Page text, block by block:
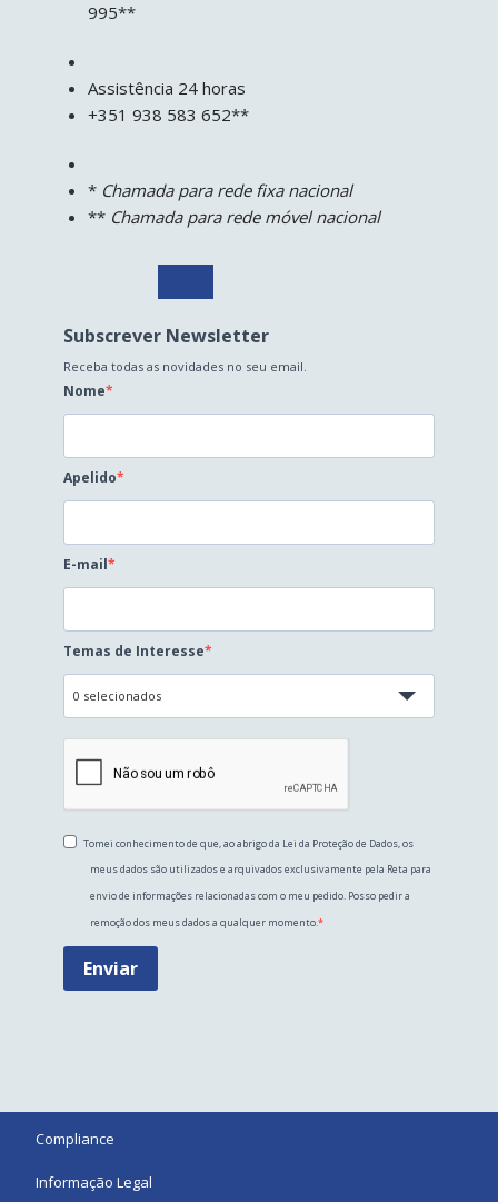
995**
Assistência 24 horas
+351 938 583 652**
* Chamada para rede fixa nacional
** Chamada para rede móvel nacional
Subscrever Newsletter
Receba todas as novidades no seu email.
Nome
Apelido
E-mail
Temas de Interesse
0 selecionados
Tomei conhecimento de que, ao abrigo da Lei da Proteção de Dados, os
meus dados são utilizados e arquivados exclusivamente pela Reta para
envio de informações relacionadas com o meu pedido. Posso pedir a
remoção dos meus dados a qualquer momento.
Enviar
Compliance
Informação Legal